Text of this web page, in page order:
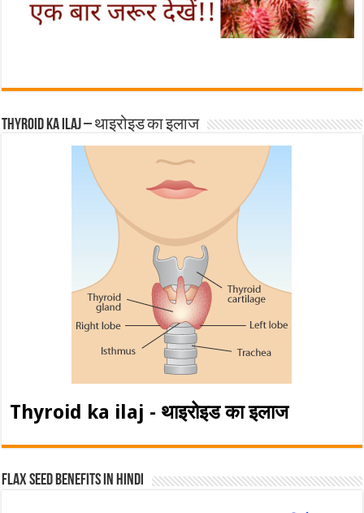
Thyroid ka ilaj – थाइरोइड का इलाज
Thyroid ka ilaj - थाइरोइड का इलाज
Flax Seed Benefits in hindi